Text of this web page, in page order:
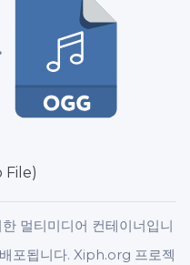
File)
멀티미디어 컨테이너입니
포됩니다. Xiph.org 프로젝